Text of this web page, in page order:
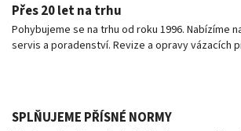
Přes 20 let na trhu
Pohybujeme se na trhu od roku 1996. Nabízíme
servis a poradenství. Revize a opravy vázacích
SPLŇUJEME PŘÍSNÉ NORMY